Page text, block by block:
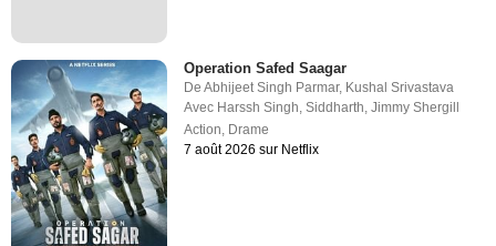
Operation Safed Saagar
DeAbhijeet Singh Parmar, Kushal Srivastava
Avec Harssh Singh,Siddharth,Jimmy Shergill
Action, Drame
7 août 2026 sur Netflix